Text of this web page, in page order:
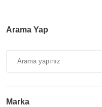
Arama Yap
Marka